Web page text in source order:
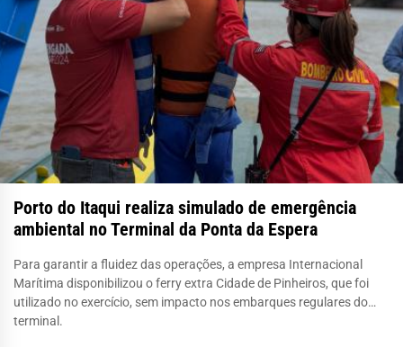
Porto do Itaqui realiza simulado de emergência
ambiental no Terminal da Ponta da Espera
Para garantir a fluidez das operações, a empresa Internacional
Marítima disponibilizou o ferry extra Cidade de Pinheiros, que foi
utilizado no exercício, sem impacto nos embarques regulares do
terminal.